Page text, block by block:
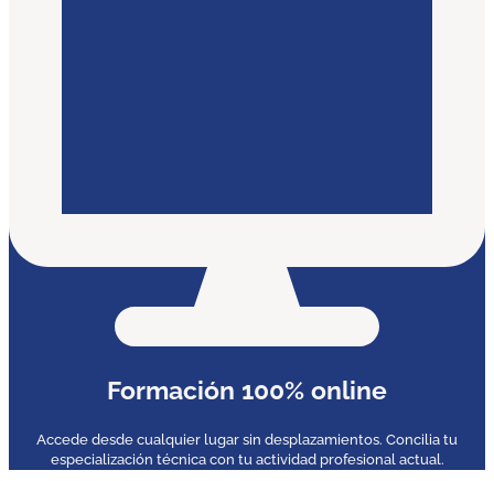
Formación 100% online
Accede desde cualquier lugar sin desplazamientos. Concilia tu
especialización técnica con tu actividad profesional actual.